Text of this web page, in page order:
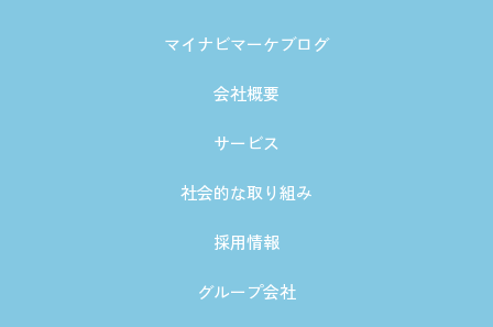
マイナビマーケブログ
会社概要
サービス
社会的な取り組み
採用情報
グループ会社